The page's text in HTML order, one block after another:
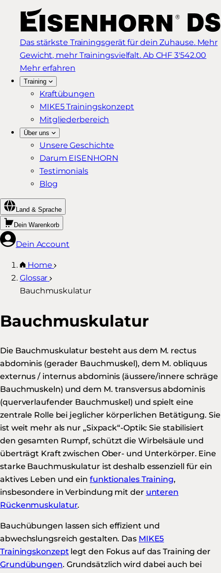
Das stärkste Trainingsgerät für dein Zuhause. Mehr
Gewicht, mehr Trainingsvielfalt. Ab CHF 3'542.00
Mehr erfahren
Training
Kraftübungen
MIKE5 Trainingskonzept
Mitgliederbereich
Über uns
Unsere Geschichte
Darum EISENHORN
Testimonials
Blog
Land & Sprache
Dein Warenkorb
Dein Account
Home
Glossar
Bauchmuskulatur
Bauchmuskulatur
Die Bauchmuskulatur besteht aus dem M. rectus
abdominis (gerader Bauchmuskel), dem M. obliquus
externus / internus abdominis (äussere/innere schräge
Bauchmuskeln) und dem M. transversus abdominis
(querverlaufender Bauchmuskel) und spielt eine
zentrale Rolle bei jeglicher körperlichen Betätigung. Sie
ist weit mehr als nur „Sixpack“-Optik: Sie stabilisiert
den gesamten Rumpf, schützt die Wirbelsäule und
überträgt Kraft zwischen Ober- und Unterkörper. Eine
starke Bauchmuskulatur ist deshalb essenziell für ein
aktives Leben und ein funktionales Training,
insbesondere in Verbindung mit der unteren
Rückenmuskulatur.
Bauchübungen lassen sich effizient und
abwechslungsreich gestalten. Das MIKE5
Trainingskonzept legt den Fokus auf das Training der
Grundübungen. Grundsätzlich wird dabei auch bei